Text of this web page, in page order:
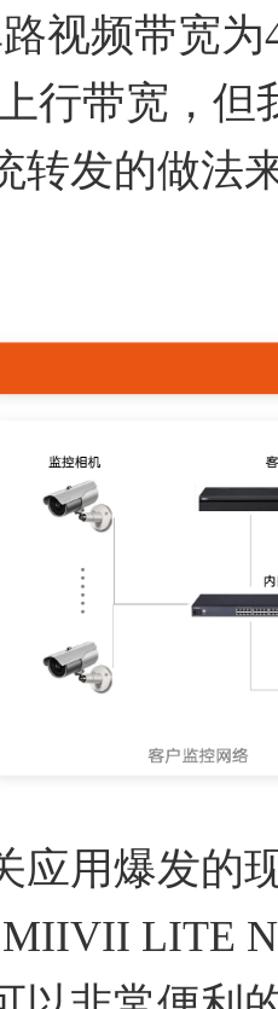
视频带宽
行带宽，
转发的做法
应用爆发的
LITE